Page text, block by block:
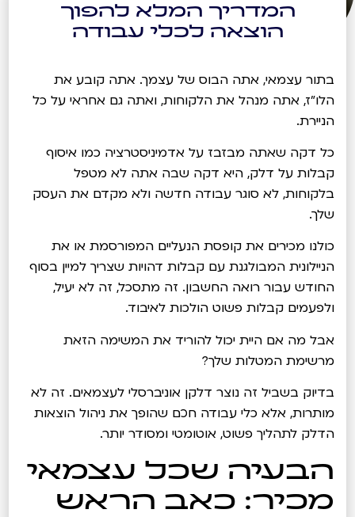
המדריך המלא להפוך
הוצאה לכלי עבודה
בתור עצמאי, אתה הבוס של עצמך. אתה קובע את
הלו"ז, אתה מנהל את הלקוחות, ואתה גם אחראי על כל
הניירת.
כל דקה שאתה מבזבז על אדמיניסטרציה כמו איסוף
קבלות על דלק, היא דקה שבה אתה לא מטפל
בלקוחות, לא סוגר עבודה חדשה ולא מקדם את העסק
שלך.
כולנו מכירים את קופסת הנעליים המפורסמת או את
הניילונית המבולגנת עם קבלות דהויות שצריך למיין בסוף
החודש עבור רואה החשבון. זה מתסכל, זה לא יעיל,
ולפעמים קבלות פשוט הולכות לאיבוד.
אבל מה אם היית יכול להוריד את המשימה הזאת
מרשימת המטלות שלך?
בדיוק בשביל זה נוצר דלקן אוניברסלי לעצמאים. זה לא
מותרות, אלא כלי עבודה חכם שהופך את ניהול הוצאות
הדלק לתהליך פשוט, אוטומטי ומסודר יותר.
הבעיה שכל עצמאי
מכיר: כאב הראש